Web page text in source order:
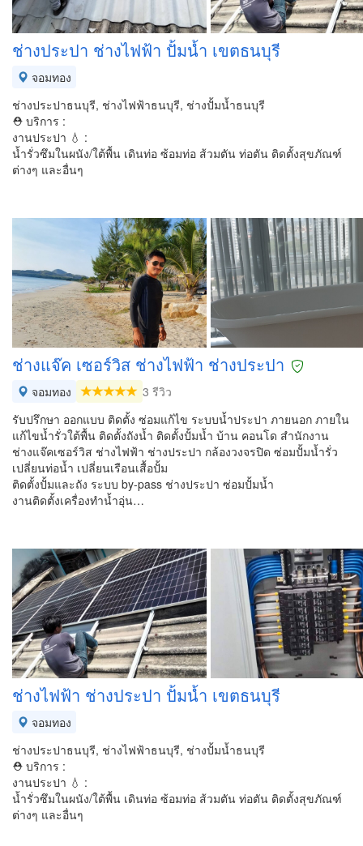
ช่างประปา ช่างไฟฟ้า ปั้มน้ำ เขตธนบุรี
จอมทอง
ช่างประปาธนบุรี, ช่างไฟฟ้าธนบุรี, ช่างปั้มน้ำธนบุรี
⛑ บริการ :
งานประปา 💧 :
น้ำรั่วซึมในผนัง/ใต้พื้น เดินท่อ ซ้อมท่อ ส้วมตัน ท่อตัน ติดตั้งสุขภัณฑ์
ต่างๆ และอื่นๆ
ช่างแจ๊ค เซอร์วิส ช่างไฟฟ้า ช่างประปา
จอมทอง
3 รีวิว
รับปรึกษา ออกแบบ ติดตั้ง ซ่อมแก้ไข ระบบน้ำประปา ภายนอก ภายใน
แก้ไขน้ำรั่วใต้พื้น ติดตั้งถังน้ำ ติดตั้งปั้มน้ำ บ้าน คอนโด สำนักงาน
ช่างแจ๊คเซอร์วิส ช่างไฟฟ้า ช่างประปา กล้องวงจรปิด ซ่อมปั้มน้ำรั่ว
เปลี่ยนท่อน้ำ เปลี่ยนเรือนเสื้อปั้ม
ติดตั้งปั้มและถัง ระบบ by-pass ช่างประปา ซ่อมปั้มน้ำ
งานติดตั้งเครื่องทำน้ำอุ่น…
ช่างไฟฟ้า ช่างประปา ปั้มน้ำ เขตธนบุรี
จอมทอง
ช่างประปาธนบุรี, ช่างไฟฟ้าธนบุรี, ช่างปั้มน้ำธนบุรี
⛑ บริการ :
งานประปา 💧 :
น้ำรั่วซึมในผนัง/ใต้พื้น เดินท่อ ซ้อมท่อ ส้วมตัน ท่อตัน ติดตั้งสุขภัณฑ์
ต่างๆ และอื่นๆ